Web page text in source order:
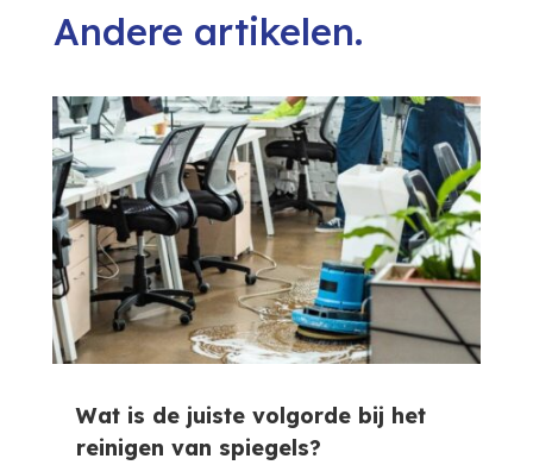
Andere artikelen.
Wat is de juiste volgorde bij het
reinigen van spiegels?